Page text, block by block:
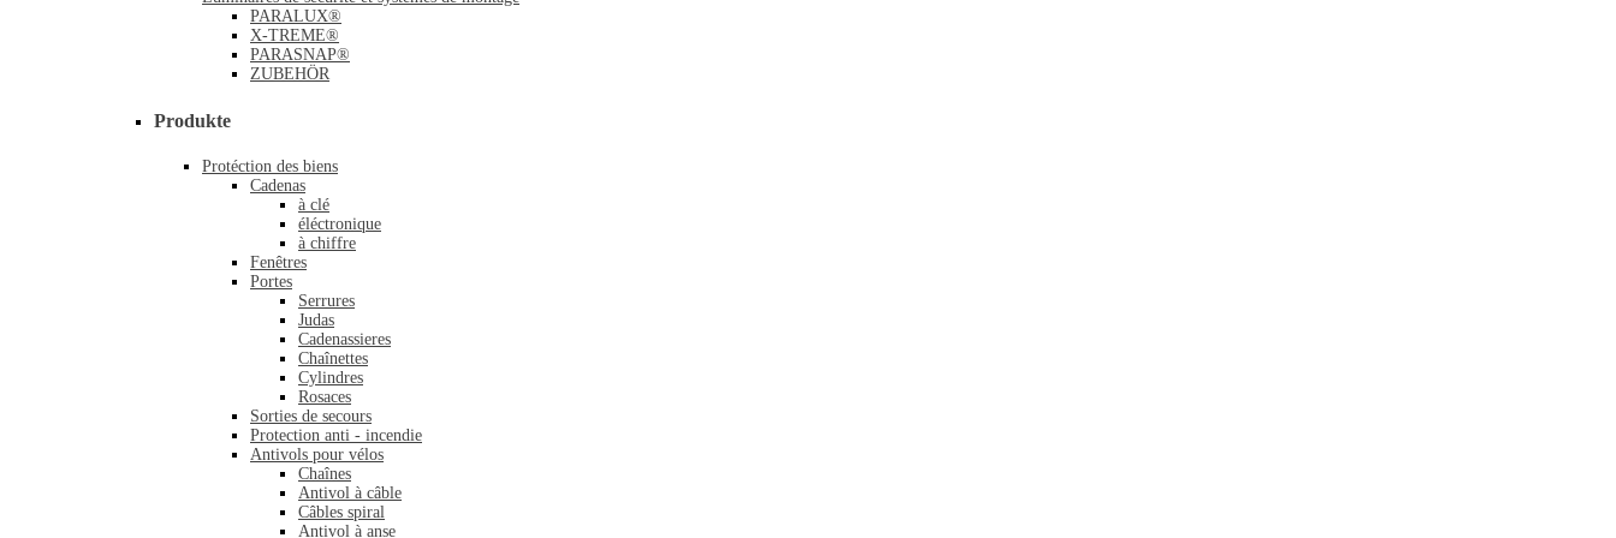
PARALUX®
X-TREME®
PARASNAP®
ZUBEHÖR
Produkte
Protéction des biens
Cadenas
à clé
éléctronique
à chiffre
Fenêtres
Portes
Serrures
Judas
Cadenassieres
Chaînettes
Cylindres
Rosaces
Sorties de secours
Protection anti - incendie
Antivols pour vélos
Chaînes
Antivol à câble
Câbles spiral
Antivol à anse